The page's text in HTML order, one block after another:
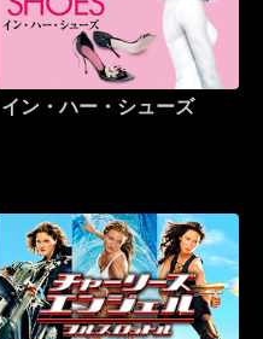
イン・ハー・シューズ